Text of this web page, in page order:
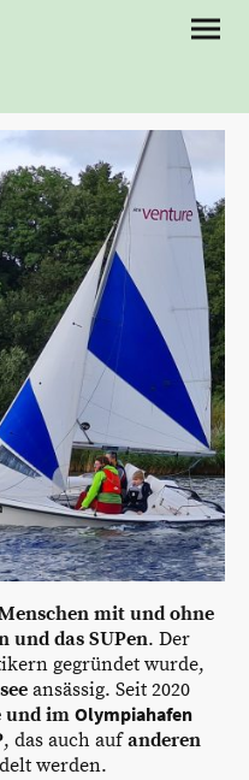
mit und ohne
und das SUPen. Der
gegründet wurde,
ansässig. Seit 2020
und imOlympiahafen
, das auch aufanderen
werden.